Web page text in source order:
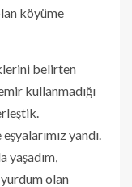
köyüme
belirten
kullanmadığı
yandı.
yaşadım,
olan